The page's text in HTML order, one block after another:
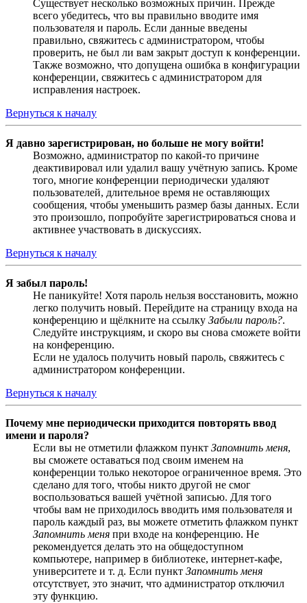
Существует несколько возможных причин. Прежде
всего убедитесь, что вы правильно вводите имя
пользователя и пароль. Если данные введены
правильно, свяжитесь с администратором, чтобы
проверить, не был ли вам закрыт доступ к конференции.
Также возможно, что допущена ошибка в конфигурации
конференции, свяжитесь с администратором для
исправления настроек.
Вернуться к началу
Я давно зарегистрирован, но больше не могу войти!
Возможно, администратор по какой-то причине
деактивировал или удалил вашу учётную запись. Кроме
того, многие конференции периодически удаляют
пользователей, длительное время не оставляющих
сообщения, чтобы уменьшить размер базы данных. Если
это произошло, попробуйте зарегистрироваться снова и
активнее участвовать в дискуссиях.
Вернуться к началу
Я забыл пароль!
Не паникуйте! Хотя пароль нельзя восстановить, можно
легко получить новый. Перейдите на страницу входа на
конференцию и щёлкните на ссылку Забыли пароль?.
Следуйте инструкциям, и скоро вы снова сможете войти
на конференцию.
Если не удалось получить новый пароль, свяжитесь с
администратором конференции.
Вернуться к началу
Почему мне периодически приходится повторять ввод
имени и пароля?
Если вы не отметили флажком пункт Запомнить меня,
вы сможете оставаться под своим именем на
конференции только некоторое ограниченное время. Это
сделано для того, чтобы никто другой не смог
воспользоваться вашей учётной записью. Для того
чтобы вам не приходилось вводить имя пользователя и
пароль каждый раз, вы можете отметить флажком пункт
Запомнить меня при входе на конференцию. Не
рекомендуется делать это на общедоступном
компьютере, например в библиотеке, интернет-кафе,
университете и т. д. Если пункт Запомнить меня
отсутствует, это значит, что администратор отключил
эту функцию.